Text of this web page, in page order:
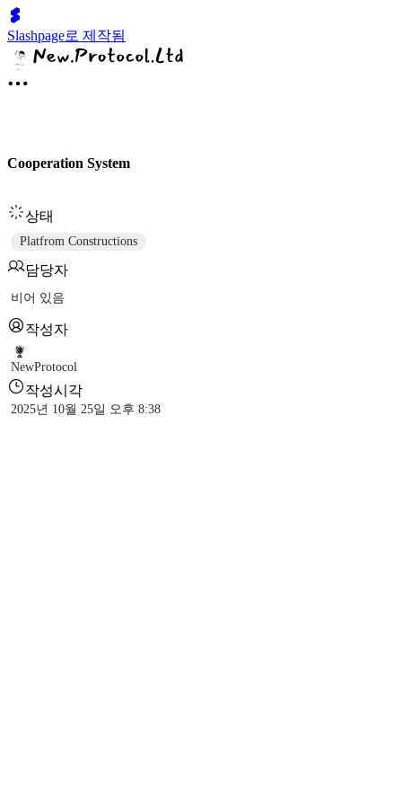
Slashpage로 제작됨
Cooperation System
상태
Platfrom Constructions
담당자
비어 있음
작성자
NewProtocol
작성시각
2025년 10월 25일 오후 8:38